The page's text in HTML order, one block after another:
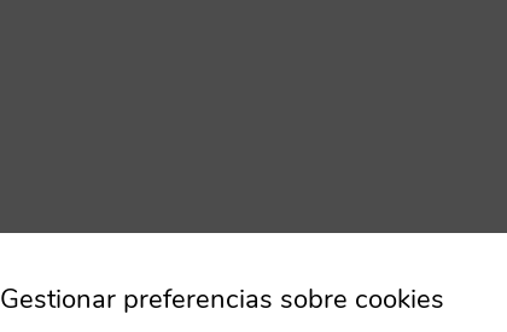
Gestionar preferencias sobre cookies